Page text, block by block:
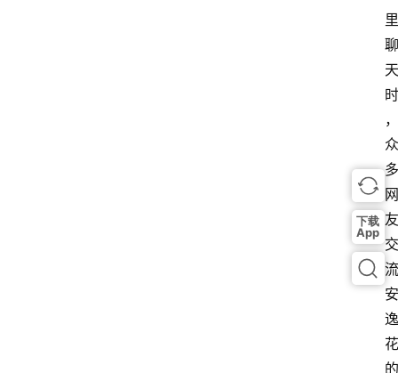
里
聊
天
时
，
众
多
网
友
交
流
安
逸
花
的
下载
App